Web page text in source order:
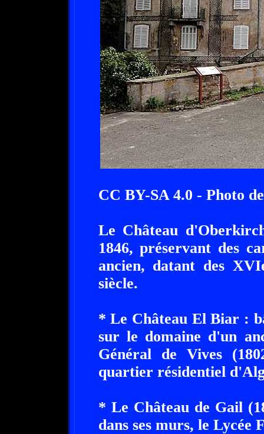
CC BY-SA 4.0 - Photo
Le Château
1846, préservant des
ancien, datant des
siècle.
* Le Château El Biar :
sur le domaine d'un
Général de Vives
quartier résidentiel
* Le Château de Gail
dans ses murs, le Lycée